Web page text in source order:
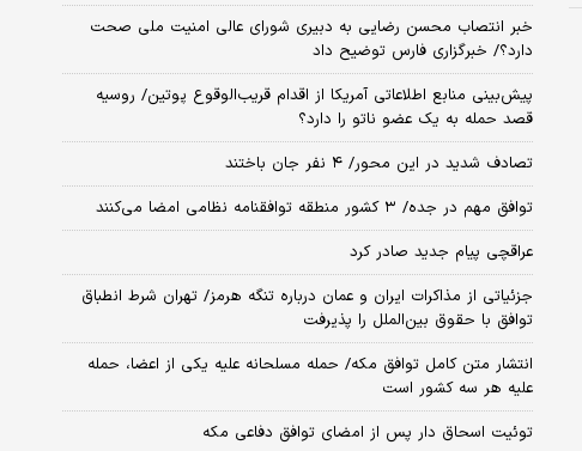
خبر انتصاب محسن رضایی به دبیری شورای عالی امنیت ملی صحت
دارد؟/ خبرگزاری فارس توضیح داد
پیش‌بینی منابع اطلاعاتی آمریکا از اقدام قریب‌الوقوع پوتین/ روسیه
قصد حمله به یک عضو ناتو را دارد؟
تصادف شدید در این محور/ ۴ نفر جان باختند
توافق مهم در جده/ ۳ کشور منطقه توافقنامه نظامی امضا می‌کنند
عراقچی پیام جدید صادر کرد
جزئیاتی از مذاکرات ایران و عمان درباره تنگه هرمز/ تهران شرط انطباق
توافق با حقوق بین‌الملل را پذیرفت
انتشار متن کامل توافق مکه/ حمله مسلحانه علیه یکی از اعضا، حمله
علیه هر سه کشور است
توئیت اسحاق دار پس از امضای توافق دفاعی مکه